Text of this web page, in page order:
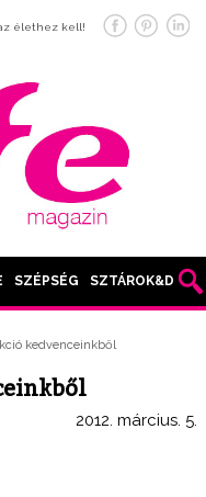
az élethez kell!
SZÉPSÉG SZTÁROK&DIVAT
kedvenceinkből
2012. március. 5.